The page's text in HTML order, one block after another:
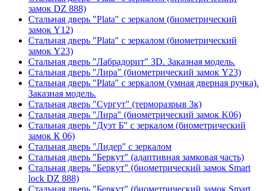
замок DZ 888)
Стальная дверь "Plata" с зеркалом (биометрический
замок Y12)
Стальная дверь "Plata" с зеркалом (биометрический
замок Y23)
Стальная дверь "Лабрадорит" 3D. Заказная модель.
Стальная дверь "Лира" (биометрический замок Y23)
Стальная дверь "Plata" с зеркалом (умная дверная ручка).
Заказная модель.
Стальная дверь "Сургут" (терморазрыв 3к)
Стальная дверь "Лира" (биометрический замок K06)
Стальная дверь "Дуэт Б" с зеркалом (биометрический
замок К 06)
Стальная дверь "Лидер" с зеркалом
Стальная дверь "Беркут" (адаптивная замковая часть)
Стальная дверь "Беркут" (биометрический замок Smart
lock DZ 888)